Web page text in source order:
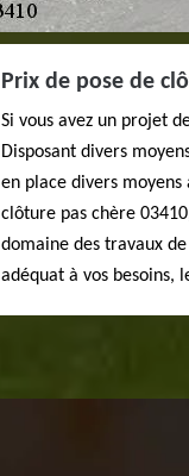
Prix de pose de
Si vous avez un projet
Disposant divers
en place divers
clôture pas chère
domaine des travaux
adéquat à vos besoins,